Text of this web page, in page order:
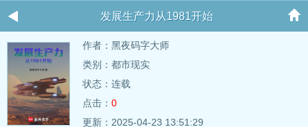
发展生产力从1981开始
作者：黑夜码字大师
类别：都市现实
状态：连载
点击： 0
更新：2025-04-23 13:51:29